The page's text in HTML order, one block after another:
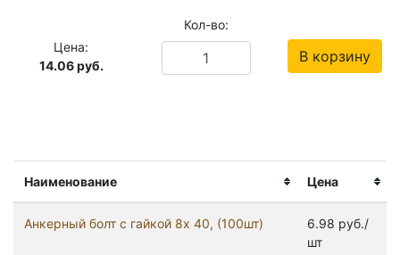
Наименование Цена
Анкерный болт с гайкой 8x 40, (100шт)
6.98 руб./
шт
Цена:
14.06руб.
Кол-во:
В корзину